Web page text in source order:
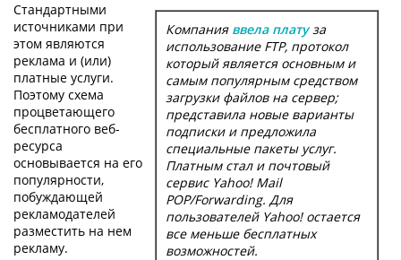
Компания ввела платуза
использование FTP, протокол
который является основным и
самым популярным средством
загрузки файлов на сервер;
представила новые варианты
подписки и предложила
специальные пакеты услуг.
Платным стал и почтовый
сервис Yahoo! Mail
POP/Forwarding. Для
пользователей Yahoo! остается
все меньше бесплатных
возможностей.
Стандартными
источниками при
этом являются
реклама и (или)
платные услуги.
Поэтому схема
процветающего
бесплатного веб-
ресурса
основывается на его
популярности,
побуждающей
рекламодателей
разместить на нем
рекламу.